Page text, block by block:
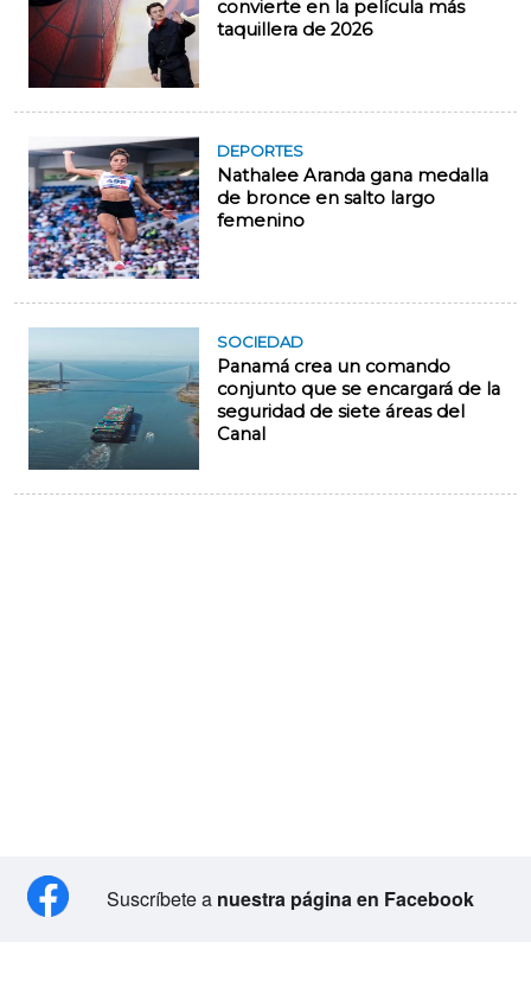
convierte en la película más
taquillera de 2026
DEPORTES
Nathalee Aranda gana medalla
de bronce en salto largo
femenino
SOCIEDAD
Panamá crea un comando
conjunto que se encargará de la
seguridad de siete áreas del
Canal
Suscríbete a nuestra página en Facebook